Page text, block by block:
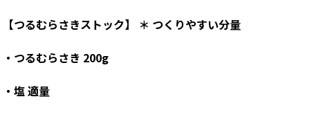
【つるむらさきストック】 ＊ つくりやすい分量
・つるむらさき 200g
・塩適量